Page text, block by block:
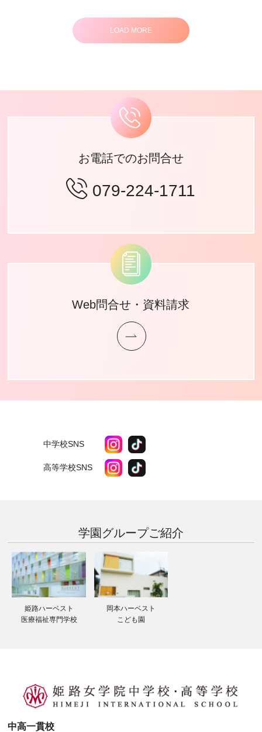
…
LOAD MORE
お電話でのお問合せ
079-224-1711
Web問合せ・資料請求
中学校SNS
高等学校SNS
学園グループご紹介
姫路ハーベスト
医療福祉専門学校
岡本ハーベスト
こども園
中高一貫校